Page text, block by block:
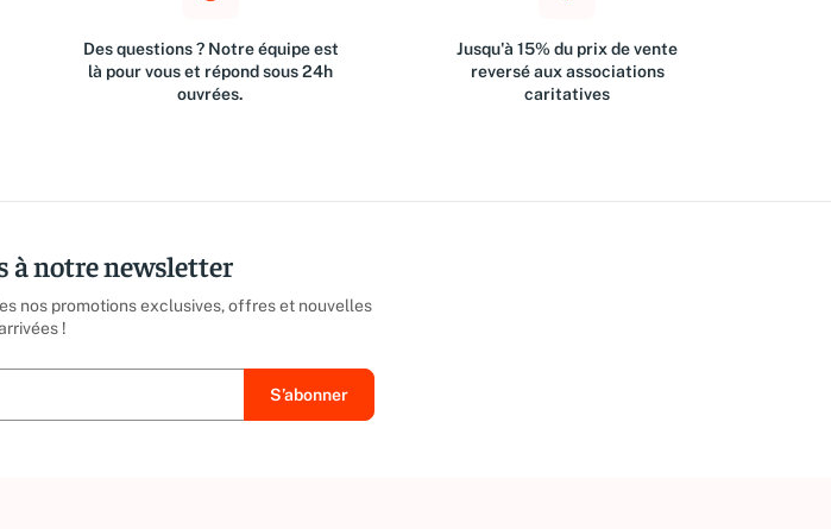
Des questions ? Notre équipe est
là pour vous et répond sous 24h
ouvrées.
Jusqu'à 15% du prix de vente
reversé aux associations
caritatives
à notre newsletter
nos promotions exclusives, offres et nouvelles
!